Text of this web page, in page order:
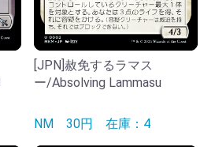
[JPN]赦免するラマス
ー/Absolving Lammasu
NM 30円 在庫：4